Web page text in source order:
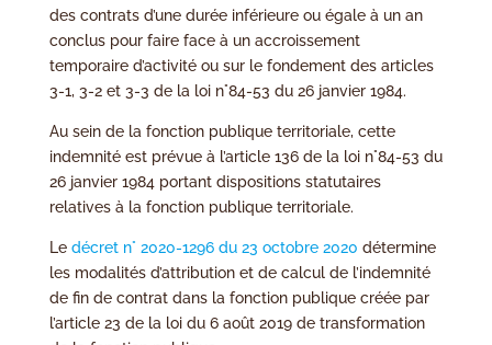
des contrats d’une durée inférieure ou égale à un an
conclus pour faire face à un accroissement
temporaire d’activité ou sur le fondement des articles
3-1, 3-2 et 3-3 de la loi n°84-53 du 26 janvier 1984.
Au sein de la fonction publique territoriale, cette
indemnité est prévue à l’article 136 de la loi n°84-53 du
26 janvier 1984 portant dispositions statutaires
relatives à la fonction publique territoriale.
Le décret n° 2020-1296 du 23 octobre 2020 détermine
les modalités d’attribution et de calcul de l’indemnité
de fin de contrat dans la fonction publique créée par
l’article 23 de la loi du 6 août 2019 de transformation